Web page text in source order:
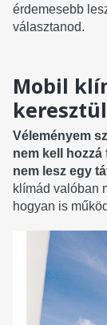
érdemesebb
választanod.
Mobil
keresztül
Véleményem
nem kell hozzá
nem lesz egy
klímád valóban
hogyan is